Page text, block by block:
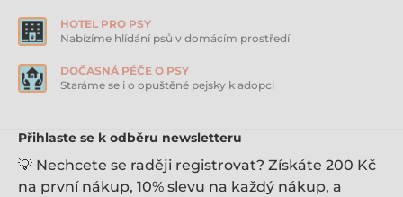
Produkt je zařazen v kategoriích
Plyšové hračky pro psy
HOTEL PRO PSY
Nabízíme hlídání psů v domácím prostředí
DOČASNÁ PÉČE O PSY
Staráme se i o opuštěné pejsky k adopci
Přihlaste se k odběru newsletteru
💡 Nechcete se raději registrovat? Získáte 200 Kč
na první nákup, 10% slevu na každý nákup, a